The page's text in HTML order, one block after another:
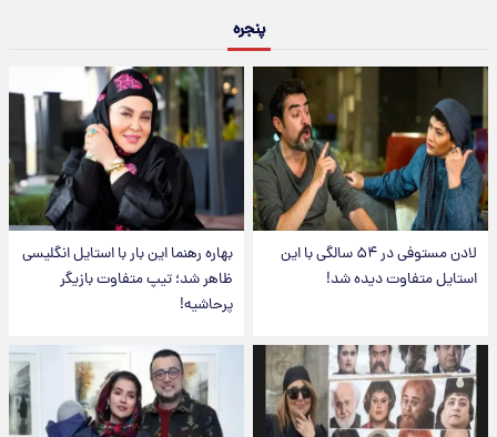
پنجره
لادن مستوفی در ۵۴ سالگی با این
استایل متفاوت دیده شد!
بهاره رهنما این بار با استایل انگلیسی
ظاهر شد؛ تیپ متفاوت بازیگر
پرحاشیه!